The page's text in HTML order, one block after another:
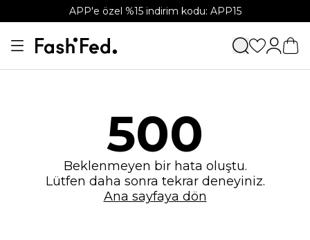
APP'e özel %15 indirim kodu: APP15
500
Beklenmeyen bir hata oluştu.
Lütfen daha sonra tekrar deneyiniz.
Ana sayfaya dön